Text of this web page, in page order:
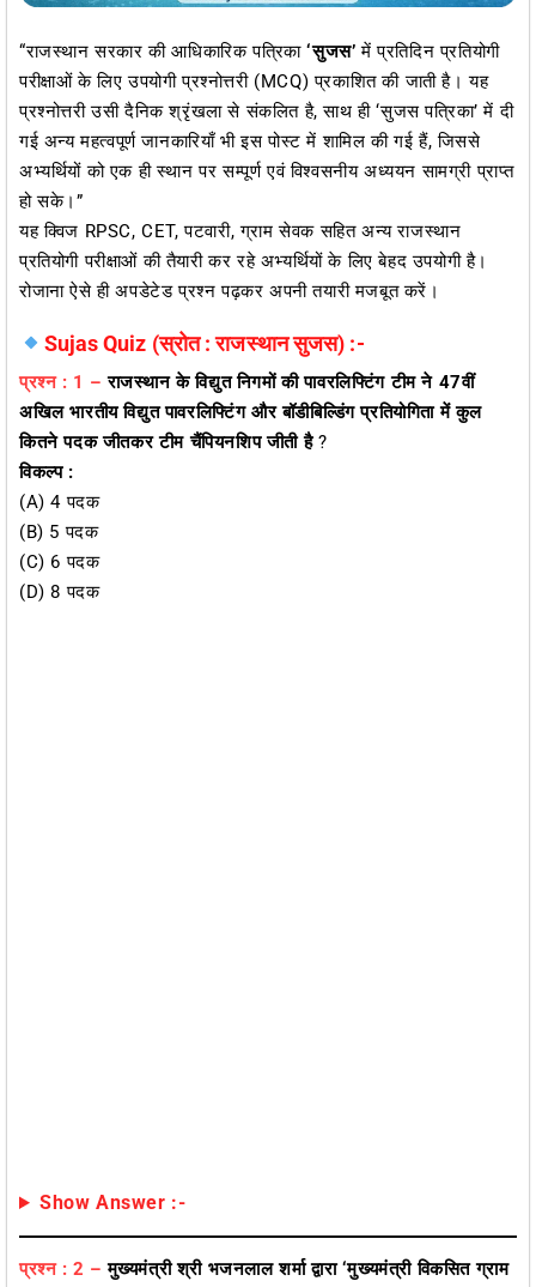
“राजस्थान सरकार की आधिकारिक पत्रिका‘सुजस’ में प्रतिदिन प्रतियोगी
परीक्षाओं के लिए उपयोगी प्रश्नोत्तरी (MCQ) प्रकाशित की जाती है। यह
प्रश्नोत्तरी उसी दैनिक श्रृंखला से संकलित है, साथ ही ‘सुजस पत्रिका’ में दी
गई अन्य महत्वपूर्ण जानकारियाँ भी इस पोस्ट में शामिल की गई हैं, जिससे
अभ्यर्थियों को एक ही स्थान पर सम्पूर्ण एवं विश्वसनीय अध्ययन सामग्री प्राप्त
हो सके।”
यह क्विज RPSC, CET, पटवारी, ग्राम सेवक सहित अन्य राजस्थान
प्रतियोगी परीक्षाओं की तैयारी कर रहे अभ्यर्थियों के लिए बेहद उपयोगी है।
रोजाना ऐसे ही अपडेटेड प्रश्न पढ़कर अपनी तयारी मजबूत करें।
Sujas Quiz (स्रोत : राजस्थान सुजस) :-
प्रश्न : 1 – राजस्थान के विद्युत निगमों की पावरलिफ्टिंग टीम ने 47वीं
अखिल भारतीय विद्युत पावरलिफ्टिंग और बॉडीबिल्डिंग प्रतियोगिता में कुल
कितने पदक जीतकर टीम चैंपियनशिप जीती है?
विकल्प :
(A) 4 पदक
(B) 5 पदक
(C) 6 पदक
(D) 8 पदक
Show Answer :-
प्रश्न : 2 – मुख्यमंत्री श्री भजनलाल शर्मा द्वारा ‘मुख्यमंत्री विकसित ग्राम